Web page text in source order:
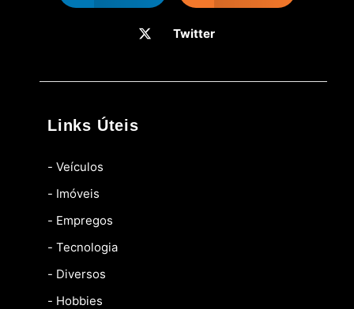
Twitter
Links Úteis
- Veículos
- Imóveis
- Empregos
- Tecnologia
- Diversos
- Hobbies